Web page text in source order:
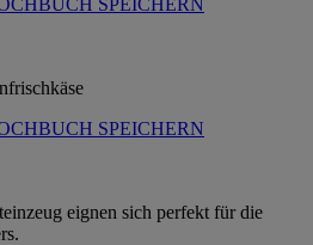
SPEICHERN
eignen sich perfekt für die